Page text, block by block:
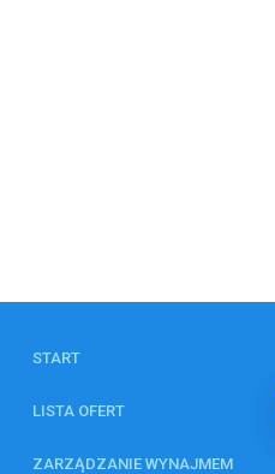
START
LISTA OFERT
ZARZĄDZANIE WYNAJMEM